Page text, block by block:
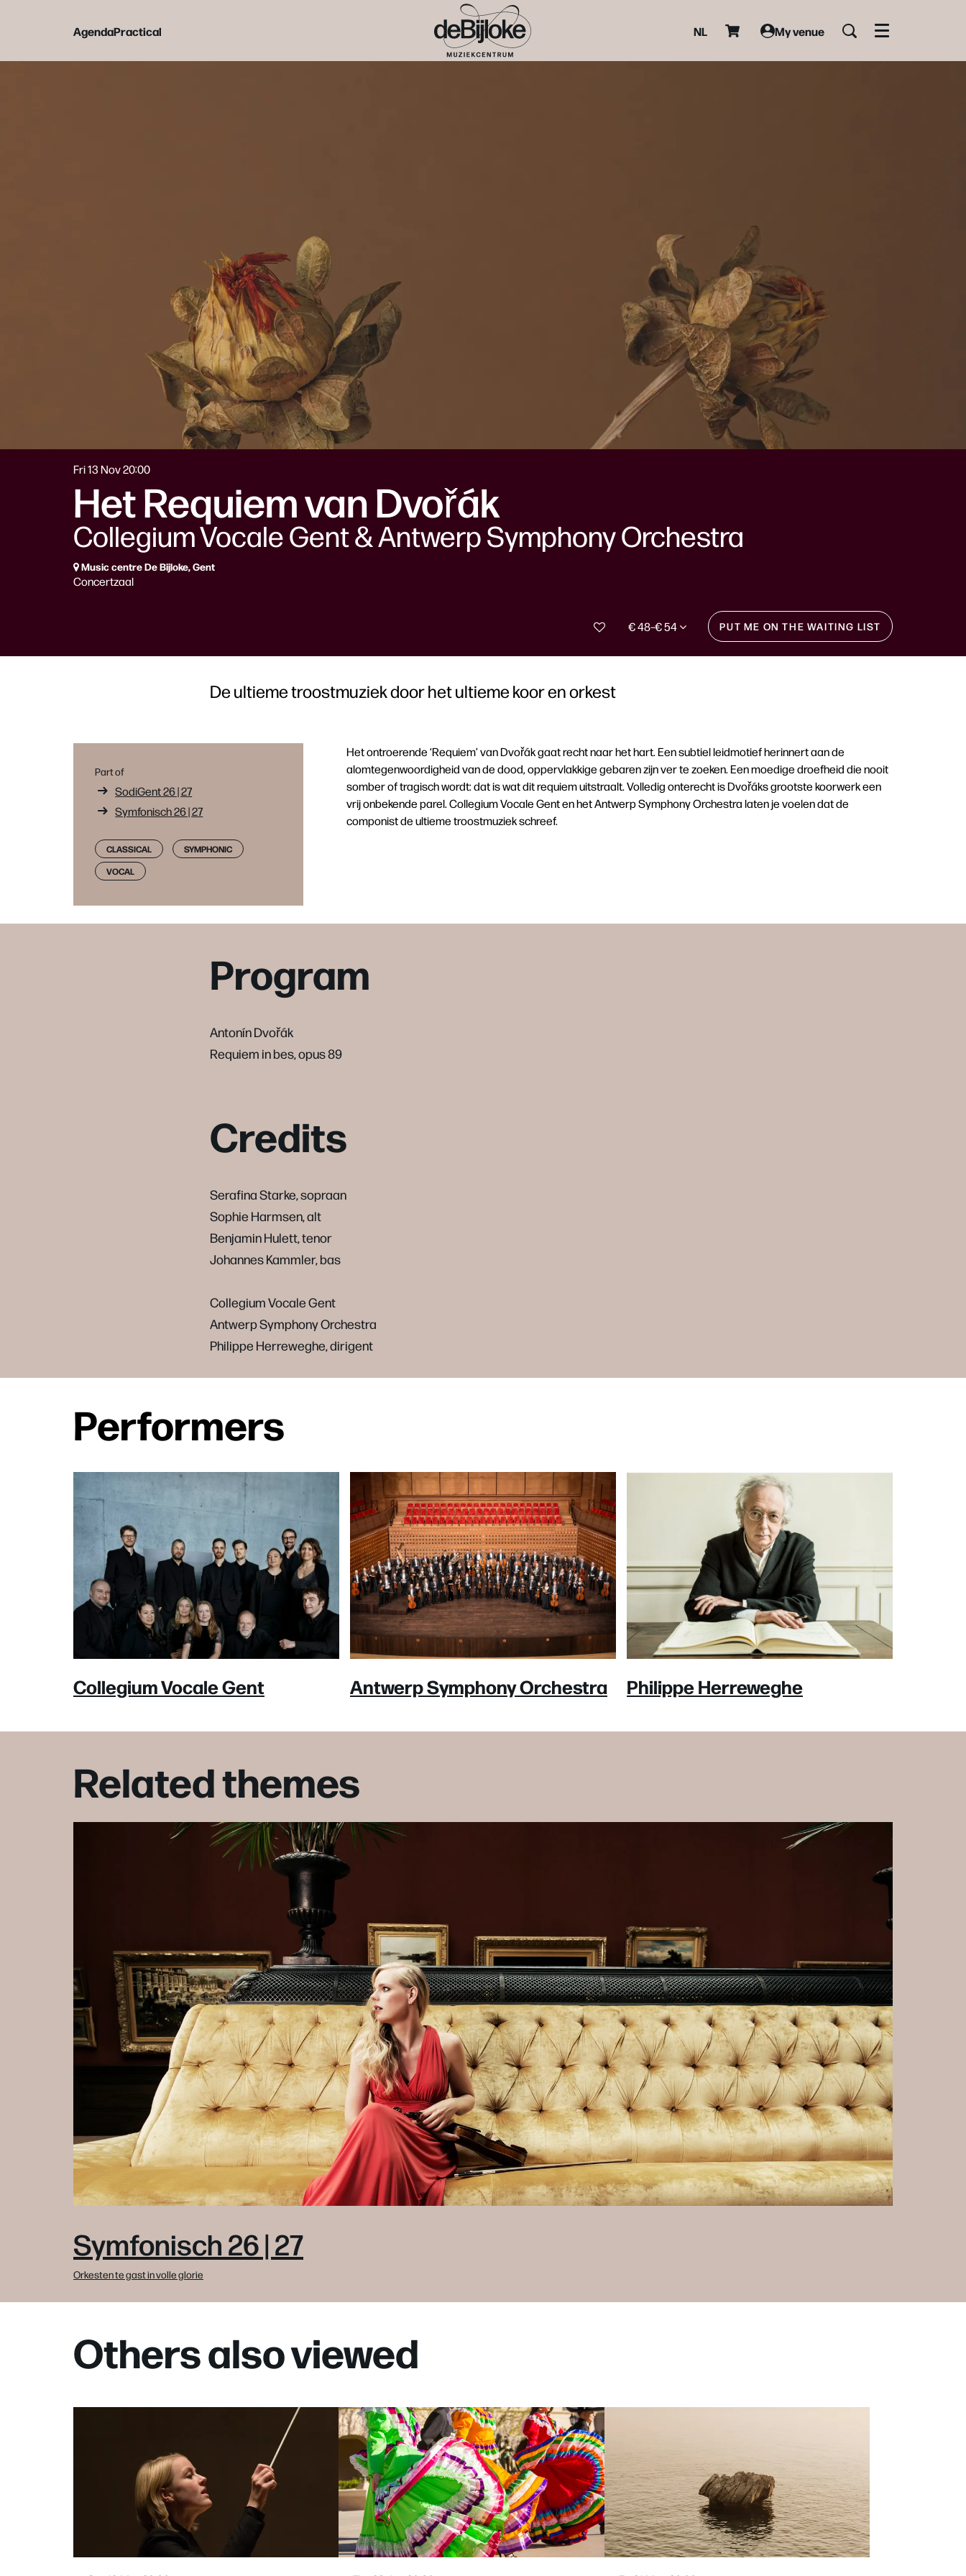
AgendaPractical NL My venue Menu
Het Requiem van Dvořák
Collegium Vocale Gent & Antwerp Symphony Orchestra
Fri 13 Nov20:00
Music centre De Bijloke, Gent
Concertzaal
€ 48–€ 54 PUT ME ON THE WAITING LIST
De ultieme troostmuziek door het ultieme koor en orkest
Het ontroerende ‘Requiem’ van Dvořák gaat recht naar het hart. Een subtiel leidmotief herinnert aan de
alomtegenwoordigheid van de dood, oppervlakkige gebaren zijn ver te zoeken. Een moedige droefheid die nooit
somber of tragisch wordt: dat is wat dit requiem uitstraalt. Volledig onterecht is Dvořáks grootste koorwerk een
vrij onbekende parel. Collegium Vocale Gent en het Antwerp Symphony Orchestra laten je voelen dat de
componist de ultieme troostmuziek schreef.
Part of
SodiGent 26 | 27
Symfonisch 26 | 27
CLASSICAL
SYMPHONIC
VOCAL
Program
Antonín Dvořák
Requiem in bes, opus 89
Credits
Serafina Starke, sopraan
Sophie Harmsen, alt
Benjamin Hulett, tenor
Johannes Kammler, bas
Collegium Vocale Gent
Antwerp Symphony Orchestra
Philippe Herreweghe, dirigent
Performers
Collegium Vocale Gent Antwerp Symphony Orchestra Philippe Herreweghe
Related themes
Symfonisch 26 | 27
Orkesten te gast in volle glorie
Others also viewed